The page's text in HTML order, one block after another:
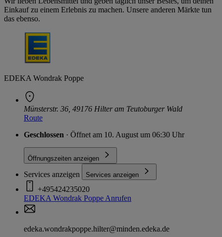
Einkauf zu einem Erlebnis zu machen. Unsere anderen Märkte tun
das ebenso.
EDEKA Wondrak Poppe
Münsterstr. 36, 49176 Hilter am Teutoburger Wald
Route
Geschlossen · Öffnet am 10. August um 06:30 Uhr
Öffnungszeiten anzeigen
Services anzeigen Services anzeigen
+495424235020
EDEKA Wondrak Poppe Anrufen
edeka.wondrakpoppe.hilter@minden.edeka.de